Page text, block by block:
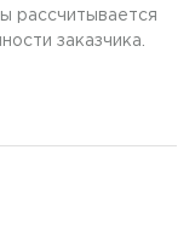
рассчитывается
заказчика.